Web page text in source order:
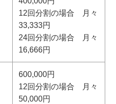
12回分割の場合 月々
33,333円
24回分割の場合 月々
16,666円
600,000円
12回分割の場合 月々
50,000円